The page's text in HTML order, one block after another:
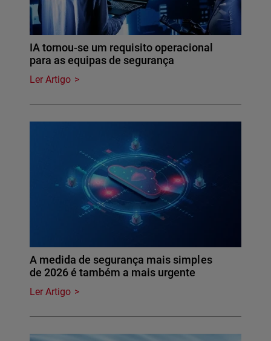
IA tornou-se um requisito operacional
para as equipas de segurança
Ler Artigo
A medida de segurança mais simples
de 2026 é também a mais urgente
Ler Artigo